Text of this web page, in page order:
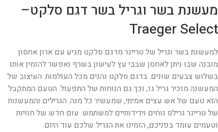
מעשנת בשר וגריל בשר דגם סלקט–
Traeger Select
למעשנת בשר וגריל של טרייגר מדגם סלקט מגיע עם ארון אחסון
מובנה שבו ניתן לאחסן שבבי עץ לעישון בשרף ואפשר להזמין אותו
בשלוש צבעים שונים. בדגם סלקט נהנים מכל העולמות. העיצוב של
המעשנה מזכיר גריל גז, וכך גם הנוחות של התפעול. הטעם המתקבל
הוא טעם של אש עצים אמיתי, שמעשיר כל מנה. הגרילים והמעשנות
של טרייגר גרילס נוחים וידידותיים למשתמש. עום חדש של חוויות
וטעמים עומד בפניכם, הזמינו את הגריל שלכם עוד היום.